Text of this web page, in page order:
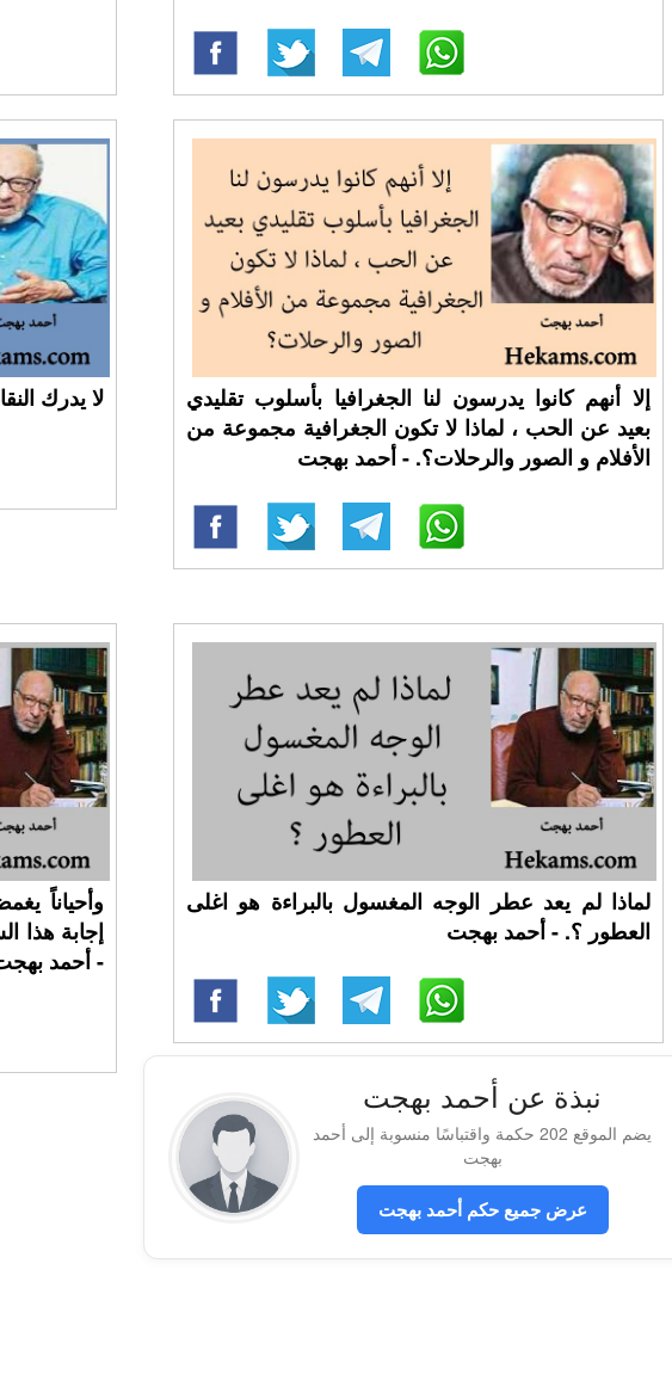
لا يدرك
إلا أنهم كانوا يدرسون لنا الجغرافيا بأسلوب تقليدي
بعيد عن الحب ، لماذا لا تكون الجغرافية مجموعة من
الأفلام و الصور والرحلات؟. - أحمد بهجت
وأحياناً
إجابة هذا
- أحمد
لماذا لم يعد عطر الوجه المغسول بالبراءة هو اغلى
العطور ؟. - أحمد بهجت
نبذة عن أحمد بهجت
يضم الموقع 202 حكمة واقتباسًا منسوبة إلى أحمد
بهجت
عرض جميع حكم أحمد بهجت